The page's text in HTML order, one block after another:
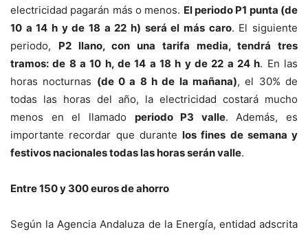
electricidad pagarán más o menos. El periodo P1 punta (de
10 a 14 h y de 18 a 22 h) será el más caro. El siguiente
periodo, P2 llano, con una tarifa media, tendrá tres
tramos: de 8 a 10 h, de 14 a 18 h y de 22 a 24 h. En las
horas nocturnas (de 0 a 8 h de la mañana), el 30% de
todas las horas del año, la electricidad costará mucho
menos en el llamado periodo P3 valle. Además, es
importante recordar que durante los fines de semana y
festivos nacionales todas las horas serán valle.
Entre 150 y 300 euros de ahorro
Según la Agencia Andaluza de la Energía, entidad adscrita